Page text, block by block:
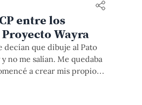
entre los
Wayra
decían que dibuje al Pato
no me salían. Me quedaba
a crear mis propios
hacía historietas,